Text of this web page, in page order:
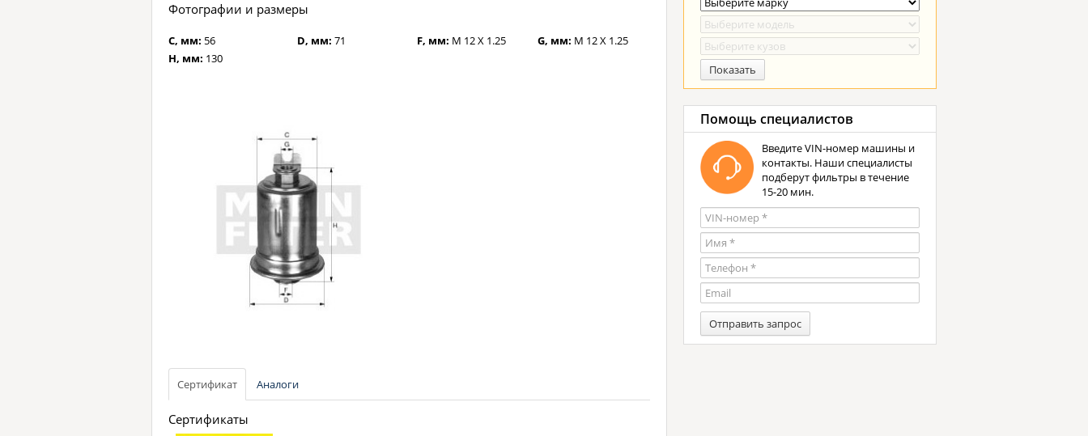
Фотографии и размеры
C, мм: 56 D, мм: 71 F, мм: M 12 X 1.25 G, мм: M 12 X 1.25
H, мм: 130
Сертификат Аналоги
Сертификаты
Показать
Помощь специалистов
Введите VIN-номер машины и
контакты. Наши специалисты
подберут фильтры в течение
15-20 мин.
Отправить запрос